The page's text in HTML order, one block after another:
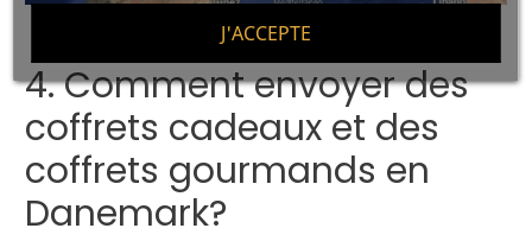
J'ACCEPTE
4. Comment envoyer des
coffrets cadeaux et des
coffrets gourmands en
Danemark?